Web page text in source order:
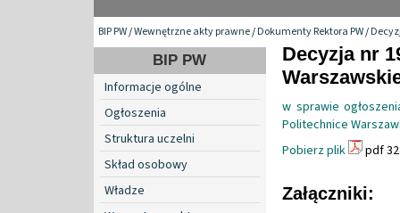
BIP PW/Wewnętrzne akty prawne/Dokumenty Rektora PW/
BIP PW
Informacje ogólne
Ogłoszenia
Struktura uczelni
Skład osobowy
Władze
Decyzja nr
w sprawie
Politechnice
Pobierz plik
pdf
Załączniki: